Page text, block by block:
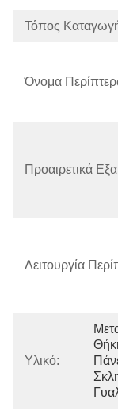
Τόπος
Όνομα
Προαιρετικά
Λειτουργία
Υλικό: